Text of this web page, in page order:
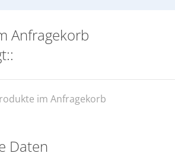
Anfragekorb
im Anfragekorb
Daten